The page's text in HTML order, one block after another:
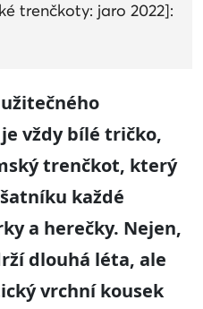
trenčkoty: jaro 2022]:
vždy bílé tričko,
trenčkot, který
každé
a herečky. Nejen,
dlouhá léta, ale
vrchní kousek